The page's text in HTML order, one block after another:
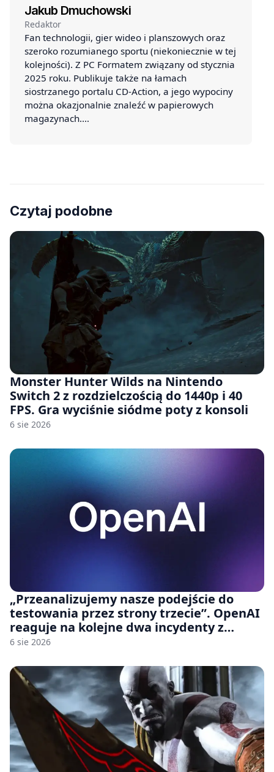
Jakub Dmuchowski
Redaktor
Fan technologii, gier wideo i planszowych oraz
szeroko rozumianego sportu (niekoniecznie w tej
kolejności). Z PC Formatem związany od stycznia
2025 roku. Publikuje także na łamach
siostrzanego portalu CD-Action, a jego wypociny
można okazjonalnie znaleźć w papierowych
magazynach.…
Czytaj podobne
Monster Hunter Wilds na Nintendo
Switch 2 z rozdzielczością do 1440p i 40
FPS. Gra wyciśnie siódme poty z konsoli
6 sie 2026
„Przeanalizujemy nasze podejście do
testowania przez strony trzecie”. OpenAI
reaguje na kolejne dwa incydenty z
udziałem autorskich modeli
6 sie 2026